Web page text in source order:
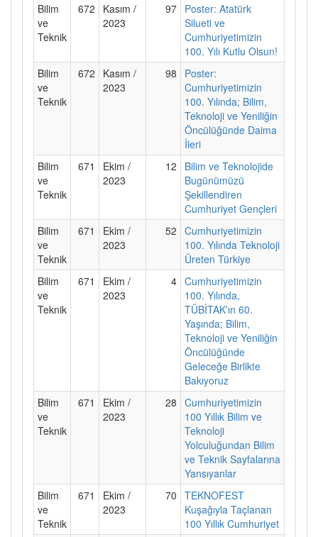
Bilim
ve
Teknik
672
Kasım /
2023
97 Poster: Atatürk
Silueti ve
Cumhuriyetimizin
100. Yılı Kutlu Olsun!
Bilim
ve
Teknik
672
Kasım /
2023
98
Poster:
Cumhuriyetimizin
100. Yılında; Bilim,
Teknoloji ve Yeniliğin
Öncülüğünde Daima
İleri
Bilim
ve
Teknik
671
Ekim /
2023
12
Bilim ve Teknolojide
Bugünümüzü
Şekillendiren
Cumhuriyet Gençleri
Bilim
ve
Teknik
671
Ekim /
2023
52 Cumhuriyetimizin
100. Yılında Teknoloji
Üreten Türkiye
Bilim
ve
Teknik
671
Ekim /
2023
4 Cumhuriyetimizin
100. Yılında,
TÜBİTAK'ın 60.
Yaşında; Bilim,
Teknoloji ve Yeniliğin
Öncülüğünde
Geleceğe Birlikte
Bakıyoruz
Bilim
ve
Teknik
671
Ekim /
2023
28 Cumhuriyetimizin
100 Yıllık Bilim ve
Teknoloji
Yolculuğundan Bilim
ve Teknik Sayfalarına
Yansıyanlar
Bilim
ve
Teknik
671
Ekim /
2023
70 TEKNOFEST
Kuşağıyla Taçlanan
100 Yıllık Cumhuriyet